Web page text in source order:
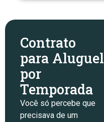
Contrato
para Aluguel
por
Temporada
Você só percebe que
precisava de um